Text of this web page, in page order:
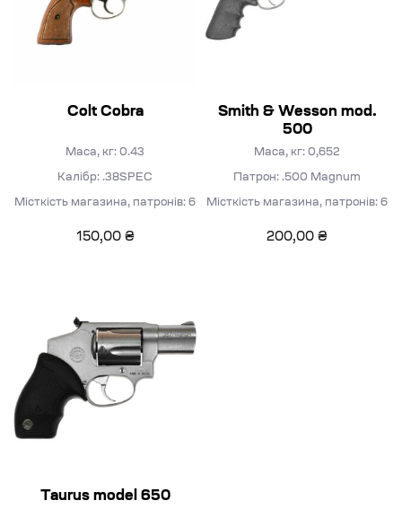
Colt Cobra
Маса, кг: 0.43
Калібр: .38SPEC
Місткість магазина, патронів: 6
150,00 ₴
Smith & Wesson mod.
500
Маса, кг: 0,652
Патрон: .500 Magnum
Місткість магазина, патронів: 6
200,00 ₴
Taurus model 650